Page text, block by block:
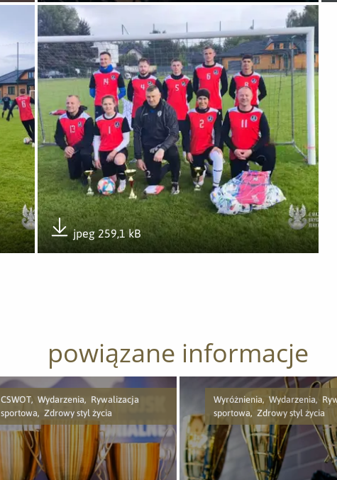
Otwórz załącznik Podwójne podium 6MBOT
jpeg 259,1 kB
Pobierz załącznik
powiązane informacje
CSWOT, Wydarzenia, Rywalizacja
sportowa, Zdrowy styl życia
Wyróżnienia, Wydarzenia,
sportowa, Zdrowy styl życia